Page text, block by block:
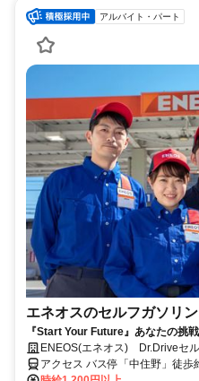
アルバイト・パート
エネオスのセルフガソリ
『Start Your Future』あなたの挑
なる。ENEOS(エネオス) Dr.Driveセ
リニア
アクセス バス停「中住野」徒歩